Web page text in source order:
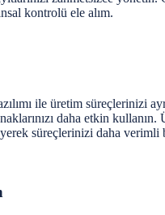
kontrolü ele alım.
ile üretim süreçlerinizi
daha etkin kullanın.
süreçlerinizi daha verimli